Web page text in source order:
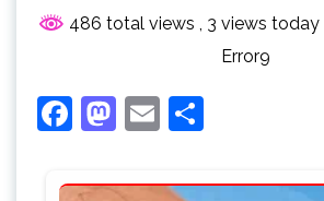
486 total views , 3 views today
Error9
Facebook
Mastodon
Email